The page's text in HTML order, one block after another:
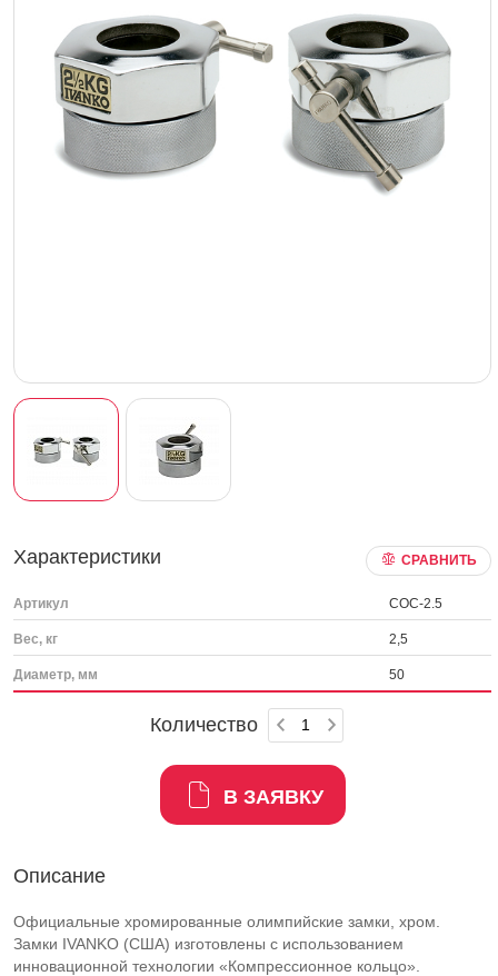
Характеристики СРАВНИТЬ
Артикул COC-2.5
Вес, кг 2,5
Диаметр, мм 50
Количество
В ЗАЯВКУ
Описание
Официальные хромированные олимпийские замки, хром.
Замки IVANKO (США) изготовлены с использованием
инновационной технологии «Компрессионное кольцо».